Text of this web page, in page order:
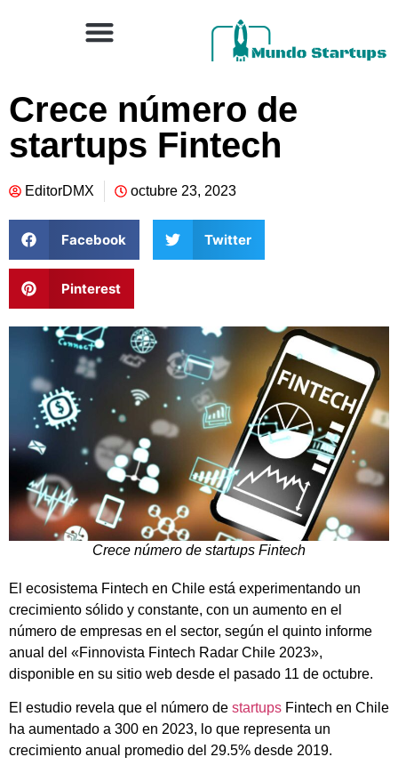
Crece número de
startups Fintech
EditorDMX octubre 23, 2023
Facebook Twitter
Pinterest
Crece número de startups Fintech
El ecosistema Fintech en Chile está experimentando un
crecimiento sólido y constante, con un aumento en el
número de empresas en el sector, según el quinto informe
anual del «Finnovista Fintech Radar Chile 2023»,
disponible en su sitio web desde el pasado 11 de octubre.
El estudio revela que el número de startups Fintech en Chile
ha aumentado a 300 en 2023, lo que representa un
crecimiento anual promedio del 29.5% desde 2019.